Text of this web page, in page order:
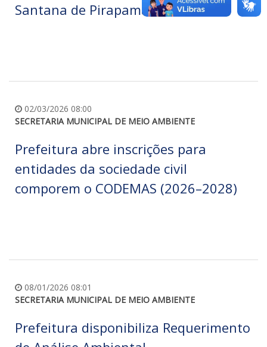
Santana de Pirapama
02/03/2026 08:00
SECRETARIA MUNICIPAL DE MEIO AMBIENTE
Prefeitura abre inscrições para
entidades da sociedade civil
comporem o CODEMAS (2026–2028)
08/01/2026 08:01
SECRETARIA MUNICIPAL DE MEIO AMBIENTE
Prefeitura disponibiliza Requerimento